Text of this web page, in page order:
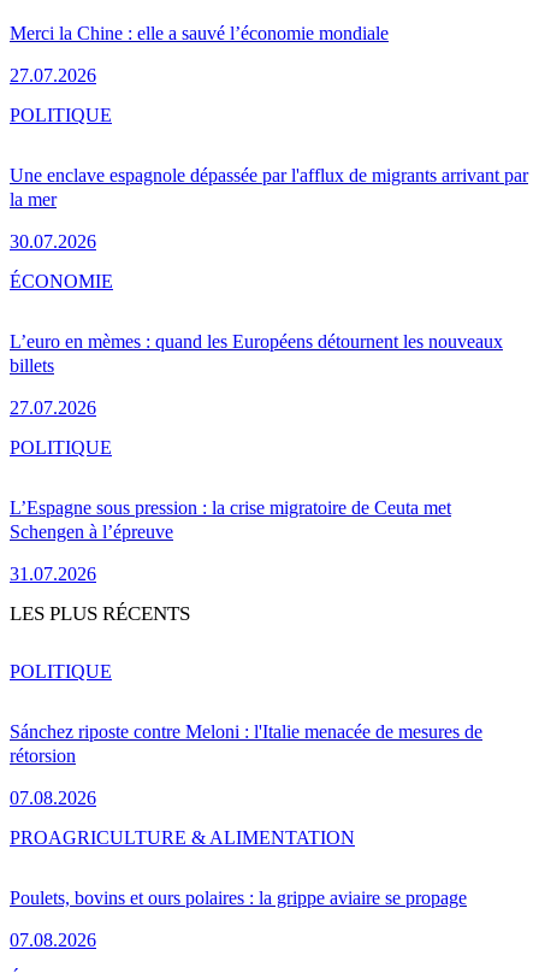
Merci la Chine : elle a sauvé l’économie mondiale
27.07.2026
Une enclave espagnole dépassée par l'afflux de migrants arrivant par
la mer
30.07.2026
POLITIQUE
L’euro en mèmes : quand les Européens détournent les nouveaux
billets
27.07.2026
ÉCONOMIE
L’Espagne sous pression : la crise migratoire de Ceuta met
Schengen à l’épreuve
31.07.2026
POLITIQUE
LES PLUS RÉCENTS
Sánchez riposte contre Meloni : l'Italie menacée de mesures de
rétorsion
07.08.2026
POLITIQUE
Poulets, bovins et ours polaires : la grippe aviaire se propage
07.08.2026
PROAGRICULTURE & ALIMENTATION